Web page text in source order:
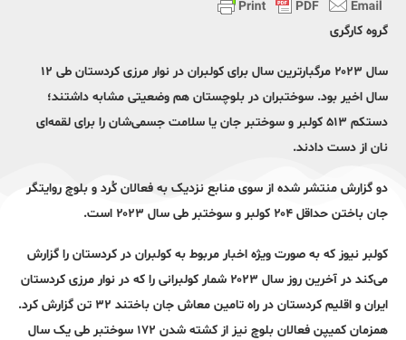
گروه کارگری
سال ۲۰۲۳ مرگبارترین سال برای کولبران در نوار مرزی کردستان طی ۱۲
سال اخیر بود. سوختبران در بلوچستان هم وضعیتی مشابه داشتند؛
دستکم ۵۱۳ کولبر و سوختبر جان یا سلامت جسمی‌شان را برای لقمه‌ای
نان از دست دادند.
دو گزارش منتشر شده از سوی منابع نزدیک به فعالان کُرد و بلوچ روایتگر
جان باختن حداقل ۲۰۴ کولبر و سوختبر طی سال ۲۰۲۳ است.
کولبر نیوز که به صورت ویژه اخبار مربوط به کولبران در کردستان را گزارش
می‌کند در آخرین روز سال ۲۰۲۳ شمار کولبرانی را که در نوار مرزی کردستان
ایران و اقلیم کردستان در راه تامین معاش جان باختند ۳۲ تن گزارش کرد.
همزمان کمیپن فعالان بلوچ نیز از کشته شدن ۱۷۲ سوختبر طی یک سال